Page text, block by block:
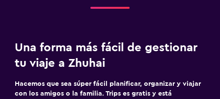
Una forma más fácil de gestionar
tu viaje a Zhuhai
Hacemos que sea súper fácil planificar, organizar y viajar
con los amigos o la familia. Trips es gratis y está